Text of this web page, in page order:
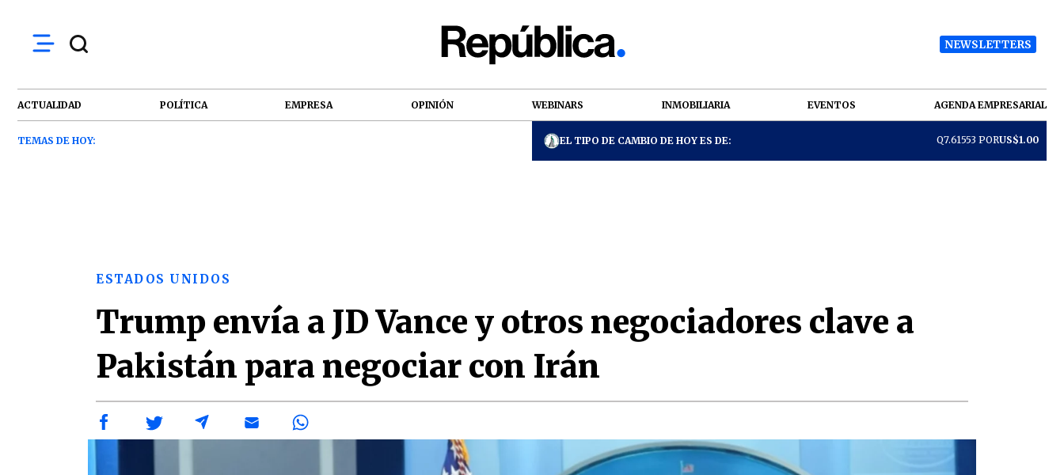
NEWSLETTERS
ACTUALIDAD POLÍTICA EMPRESA OPINIÓN WEBINARS INMOBILIARIA EVENTOS AGENDA EMPRESARIAL
TEMAS DE HOY: EL TIPO DE CAMBIO DE HOY ES DE: Q7.61553 PORUS$1.00
ESTADOS UNIDOS
Trump envía a JD Vance y otros negociadores clave a
Pakistán para negociar con Irán